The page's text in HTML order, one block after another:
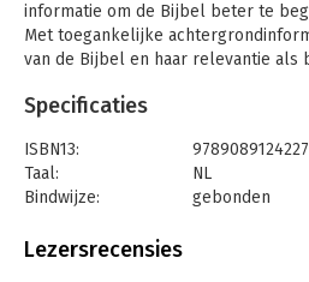
informatie om de Bijbel beter te
Met toegankelijke
van de Bijbel en haar relevantie als
Deze Bijbel is een aanrader als
de basisschool en kindernevendienst.
Specificaties
ISBN13:
9789089124227
Taal:
NL
Bindwijze:
gebonden
Uitgever:
Lezersrecensies